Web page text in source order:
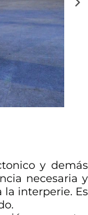
y demás
necesaria y
la interperie. Es